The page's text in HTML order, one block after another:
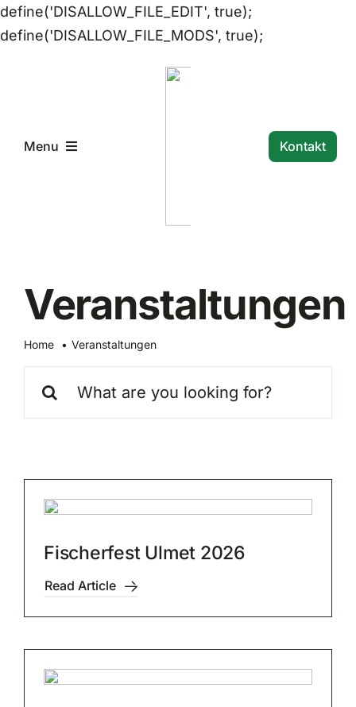
define('DISALLOW_FILE_EDIT', true);
define('DISALLOW_FILE_MODS', true);
Menu
Termine und Veranstaltungen
Kontakt
Veranstaltungen
Home Veranstaltungen
nach:
Fischerfest Ulmet 2026
Read Article